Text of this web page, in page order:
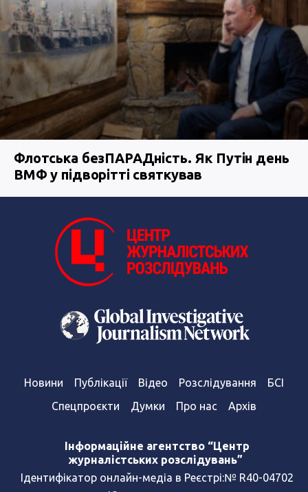
Флотська безПАРАДність. Як Путін день
ВМФ у підворітті святкував
Новини Публікації Відео Розслідування
БСІ
Спецпроєкти
Думки Про нас Архів
Інформаційне агентство “Центр
журналістських розслідувань”
Ідентифікатор онлайн-медіа в Реєстрі:№ R40-04702